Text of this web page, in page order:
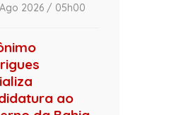
2026 / 05h00
ao